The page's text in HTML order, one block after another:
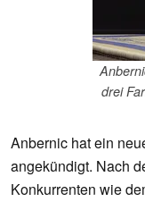
drei
Anbernic hat ein
angekündigt. Nach
Konkurrenten wie